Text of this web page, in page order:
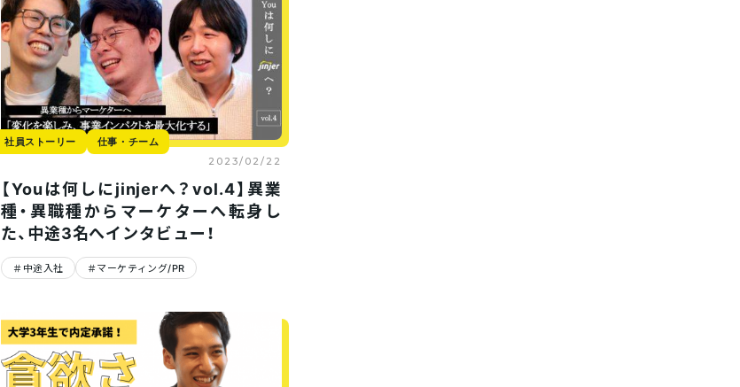
社員ストーリー
仕事・チーム
2023/02/22
【Youは何しにjinjerへ？vol.4】異業
種・異職種からマーケターへ転身し
た、中途3名へインタビュー！
中途入社 マーケティング/PR